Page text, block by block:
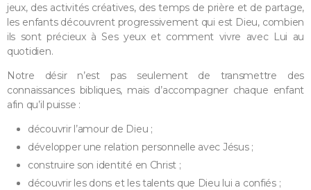
jeux, des activités créatives, des temps de prière et de partage,
les enfants découvrent progressivement qui est Dieu, combien
ils sont précieux à Ses yeux et comment vivre avec Lui au
quotidien.
Notre désir n’est pas seulement de transmettre des
connaissances bibliques, mais d’accompagner chaque enfant
afin qu’il puisse :
découvrir l’amour de Dieu ;
développer une relation personnelle avec Jésus ;
construire son identité en Christ ;
découvrir les dons et les talents que Dieu lui a confiés ;